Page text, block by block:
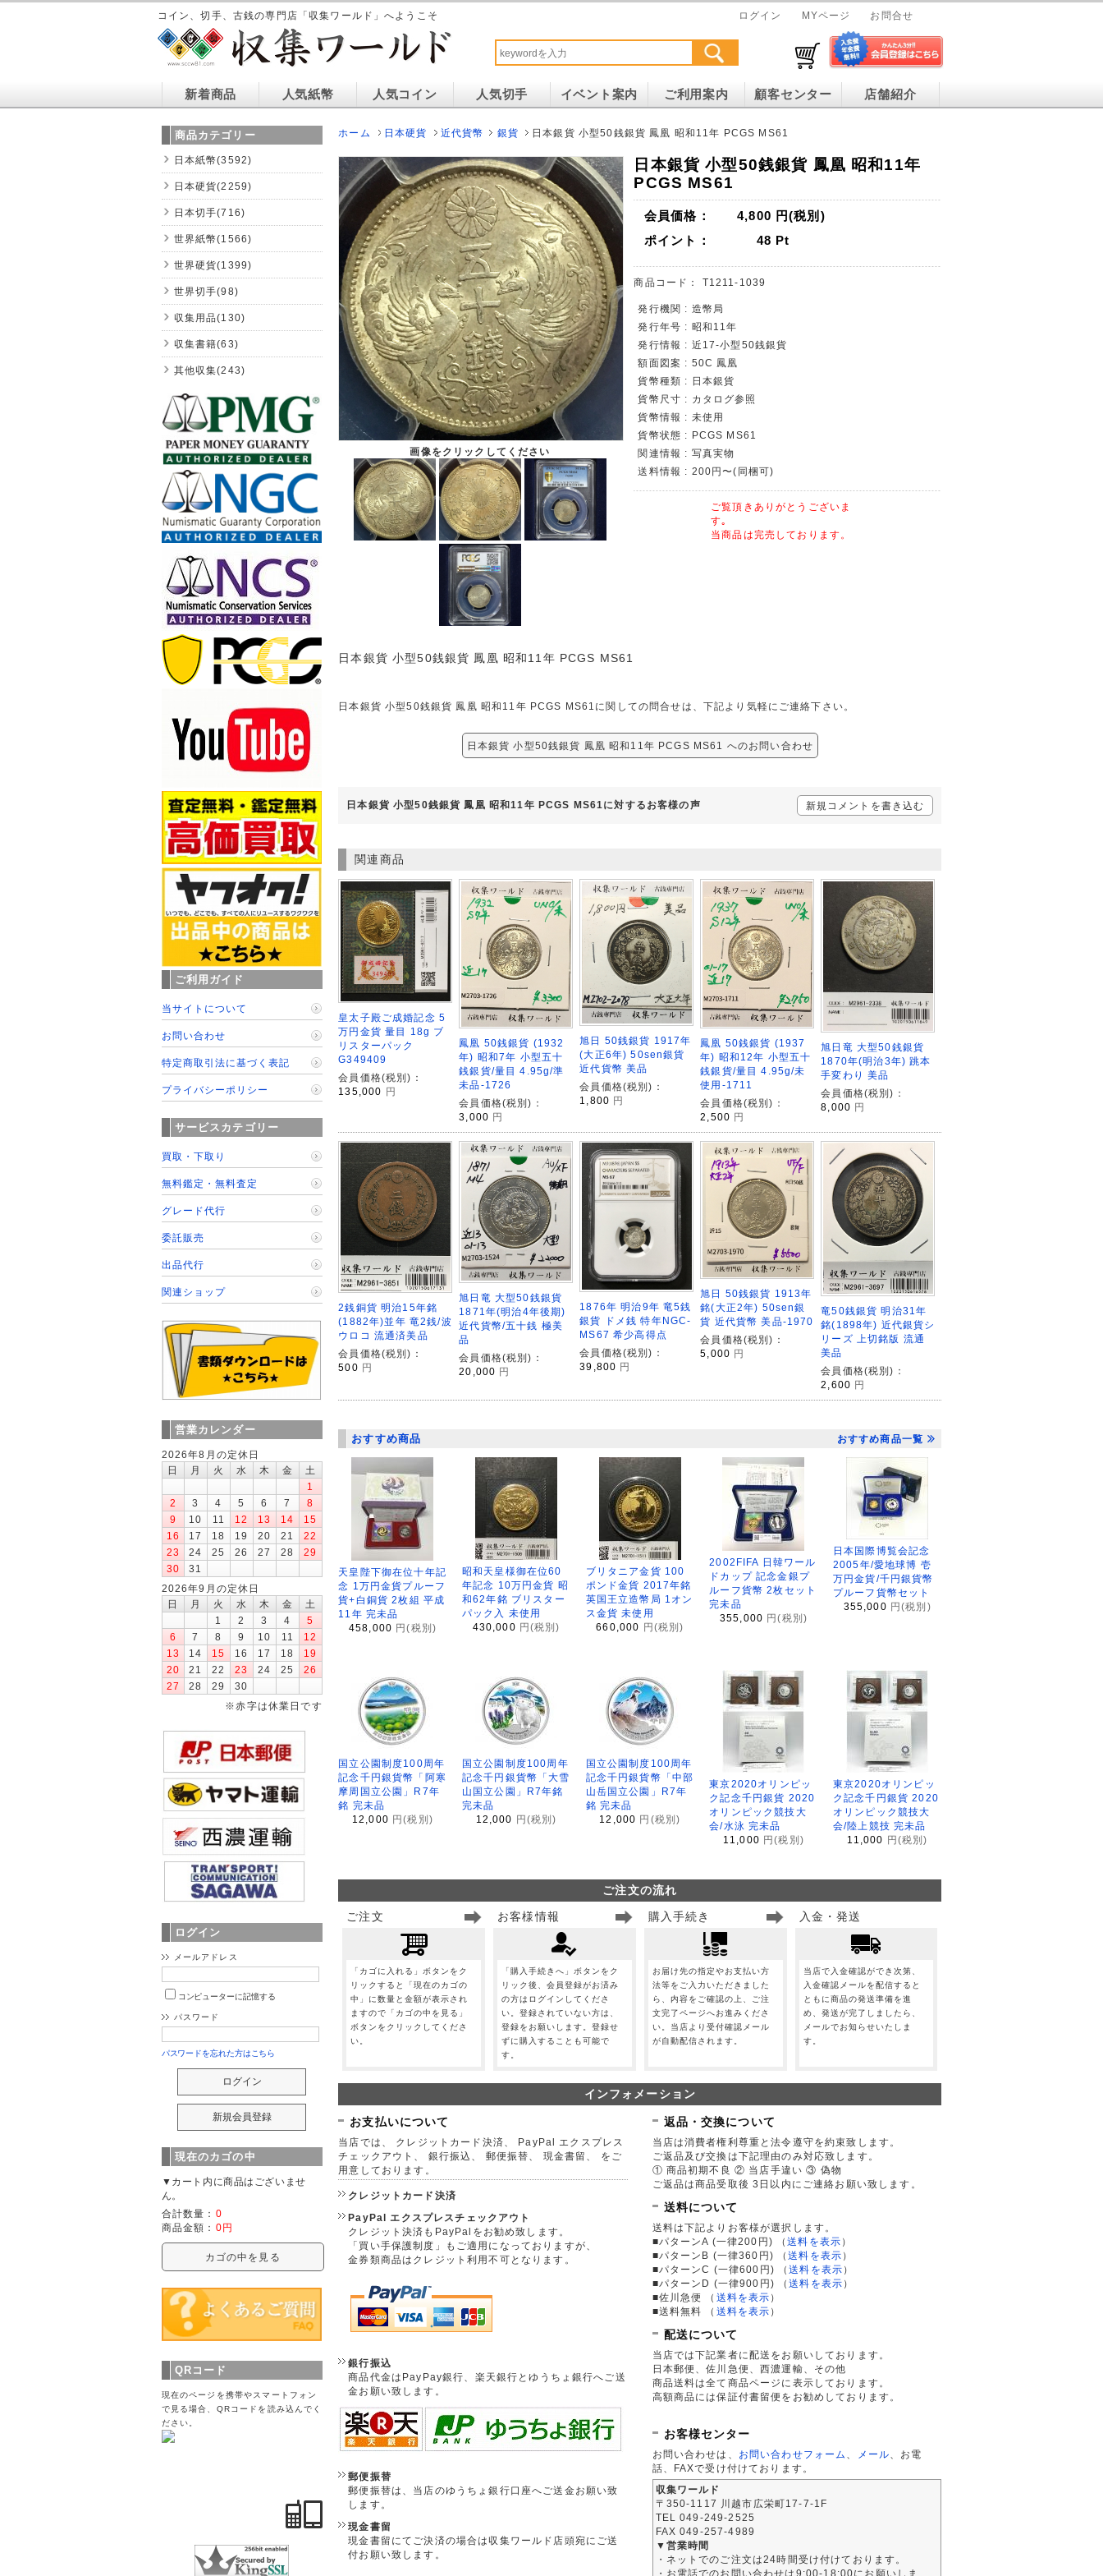
コイン、切手、古銭の専門店「収集ワールド」へようこそ ログイン MYページ お問合せ
新着商品 人気紙幣 人気コイン 人気切手 イベント案内 ご利用案内 顧客センター 店舗紹介
ホーム 日本硬貨 近代貨幣 銀貨 日本銀貨 小型50銭銀貨 鳳凰 昭和11年 PCGS MS61
画像をクリックしてください
日本銀貨 小型50銭銀貨 鳳凰 昭和11年
PCGS MS61
会員価格： 4,800 円(税別)
ポイント：
48 Pt
商品コード： T1211-1039
発行機関 : 造幣局
発行年号 : 昭和11年
発行情報 : 近17-小型50銭銀貨
額面図案 : 50C 鳳凰
貨幣種類 : 日本銀貨
貨幣尺寸 : カタログ参照
貨幣情報 : 未使用
貨幣状態 : PCGS MS61
関連情報 : 写真実物
送料情報 : 200円〜(同梱可)
ご覧頂きありがとうございま
す｡
当商品は完売しております。
日本銀貨 小型50銭銀貨 鳳凰 昭和11年 PCGS MS61
日本銀貨 小型50銭銀貨 鳳凰 昭和11年 PCGS MS61に関しての問合せは、下記より気軽にご連絡下さい。
日本銀貨 小型50銭銀貨 鳳凰 昭和11年 PCGS MS61 へのお問い合わせ
日本銀貨 小型50銭銀貨 鳳凰 昭和11年 PCGS MS61に対するお客様の声 新規コメントを書き込む
関連商品
皇太子殿ご成婚記念 5
万円金貨 量目 18g ブ
リスターパック
G349409
会員価格(税別)：
135,000
円
鳳凰 50銭銀貨 (1932
年) 昭和7年 小型五十
銭銀貨/量目 4.95g/準
未品-1726
会員価格(税別)：
3,000 円
旭日 50銭銀貨 1917年
(大正6年) 50sen銀貨
近代貨幣 美品
会員価格(税別)：
1,800 円
鳳凰 50銭銀貨 (1937
年) 昭和12年 小型五十
銭銀貨/量目 4.95g/未
使用-1711
会員価格(税別)：
2,500 円
旭日竜 大型50銭銀貨
1870年(明治3年) 跳本
手変わり 美品
会員価格(税別)：
8,000 円
2銭銅貨 明治15年銘
(1882年)並年 竜2銭/波
ウロコ 流通済美品
会員価格(税別)：
500 円
旭日竜 大型50銭銀貨
1871年(明治4年後期)
近代貨幣/五十銭 極美
品
会員価格(税別)：
20,000 円
1876年 明治9年 竜5銭
銀貨 ドメ銭 特年NGC-
MS67 希少高得点
会員価格(税別)：
39,800 円
旭日 50銭銀貨 1913年
銘(大正2年) 50sen銀
貨 近代貨幣 美品-1970
会員価格(税別)：
5,000 円
竜50銭銀貨 明治31年
銘(1898年) 近代銀貨シ
リーズ 上切銘版 流通
美品
会員価格(税別)：
2,600 円
おすすめ商品 おすすめ商品一覧
天皇陛下御在位十年記
念 1万円金貨プルーフ
貨+白銅貨 2枚組 平成
11年 完未品
458,000 円(税別)
昭和天皇様御在位60
年記念 10万円金貨 昭
和62年銘 ブリスター
パック入 未使用
430,000 円(税別)
ブリタニア金貨 100
ポンド金貨 2017年銘
英国王立造幣局 1オン
ス金貨 未使用
660,000
円(税別)
2002FIFA 日韓ワール
ドカップ 記念金銀プ
ルーフ貨幣 2枚セット
完未品
355,000 円(税別)
日本国際博覧会記念
2005年/愛地球博 壱
万円金貨/千円銀貨幣
プルーフ貨幣セット
355,000 円(税別)
国立公園制度100周年
記念千円銀貨幣「阿寒
摩周国立公園」R7年
銘 完未品
12,000 円(税別)
国立公園制度100周年
記念千円銀貨幣「大雪
山国立公園」R7年銘
完未品
12,000 円(税別)
国立公園制度100周年
記念千円銀貨幣「中部
山岳国立公園」R7年
銘 完未品
12,000 円(税別)
東京2020オリンピッ
ク記念千円銀貨 2020
オリンピック競技大
会/水泳 完未品
11,000 円(税別)
東京2020オリンピッ
ク記念千円銀貨 2020
オリンピック競技大
会/陸上競技 完未品
11,000 円(税別)
ご注文の流れ
ご注文
「カゴに入れる」ボタンをク
リックすると「現在のカゴの
中」に数量と金額が表示され
ますので「カゴの中を見る」
ボタンをクリックしてくださ
い。
お客様情報
「購入手続きへ」ボタンをク
リック後、会員登録がお済み
の方はログインしてくださ
い。登録されていない方は、
登録をお願いします。登録せ
ずに購入することも可能で
す。
購入手続き
お届け先の指定やお支払い方
法等をご入力いただきました
ら、内容をご確認の上、ご注
文完了ページへお進みくださ
い。当店より受付確認メール
が自動配信されます。
入金・発送
当店で入金確認ができ次第、
入金確認メールを配信すると
ともに商品の発送準備を進
め、発送が完了しましたら、
メールでお知らせいたしま
す。
インフォメーション
お支払いについて
当店では、 クレジットカード決済、 PayPal エクスプレス
チェックアウト、 銀行振込、 郵便振替、 現金書留、 をご
用意しております。
クレジットカード決済
PayPal エクスプレスチェックアウト
クレジット決済もPayPalをお勧め致します。
「買い手保護制度」もご適用になっておりますが、
金券類商品はクレジット利用不可となります。
銀行振込
商品代金はPayPay銀行、楽天銀行とゆうちょ銀行へご送
金お願い致します。
郵便振替
郵便振替は、当店のゆうちょ銀行口座へご送金お願い致
します。
現金書留
現金書留にてご決済の場合は収集ワールド店頭宛にご送
付お願い致します。
返品・交換について
当店は消費者権利尊重と法令遵守を約束致します。
ご返品及び交換は下記理由のみ対応致します。
① 商品初期不良 ② 当店手違い ③ 偽物
ご返品は商品受取後 3日以内にご連絡お願い致します。
送料について
送料は下記よりお客様が選択します。
■パターンA (一律200円)
（送料を表示 ）
■パターンB (一律360円)
（送料を表示 ）
■パターンC (一律600円)
（送料を表示 ）
■パターンD (一律900円)
（送料を表示 ）
■佐川急便
（ 送料を表示 ）
■送料無料
（ 送料を表示 ）
配送について
当店では下記業者に配送をお願いしております。
日本郵便、佐川急便、西濃運輸、その他
商品送料は全て商品ページに表示しております。
高額商品には保証付書留便をお勧めしております。
お客様センター
お問い合わせは、 お問い合わせフォーム メール 、お電
話、FAXで受け付けております。
収集ワールド
〒350-1117 川越市広栄町17-7-1F
TEL 049-249-2525
FAX 049-257-4989
▼営業時間
・ネットでのご注文は24時間受け付けております。
・お電話でのお問い合わせは9:00-18:00にお願いしま
商品カテゴリー
日本紙幣(3592)
日本硬貨(2259)
日本切手(716)
世界紙幣(1566)
世界硬貨(1399)
世界切手(98)
収集用品(130)
収集書籍(63)
其他収集(243)
ご利用ガイド
当サイトについて
お問い合わせ
特定商取引法に基づく表記
プライバシーポリシー
サービスカテゴリー
買取・下取り
無料鑑定・無料査定
グレード代行
委託販売
出品代行
関連ショップ
営業カレンダー
2026年8月の定休日
日
月 火 水 木 金
土
1
2
3 4 5 6 7
8
9
10 11 12 13 14
15
16
17 18 19 20 21
22
23
24 25 26 27 28
29
30
31
2026年9月の定休日
日
月 火 水 木 金
土
1
2 3 4
5
6
7 8 9 10 11
12
13
14 15 16 17 18
19
20
21 22 23 24 25
26
27
28 29
30
※赤字は休業日です
ログイン
メールアドレス
コンピューターに記憶する
パスワード
パスワードを忘れた方はこちら
現在のカゴの中
▼カート内に商品はございませ
ん。
合計数量： 0
商品金額： 0円
カゴの中を見る
QRコード
現在のページを携帯やスマートフォン
で見る場合、QRコードを読み込んでく
ださい。